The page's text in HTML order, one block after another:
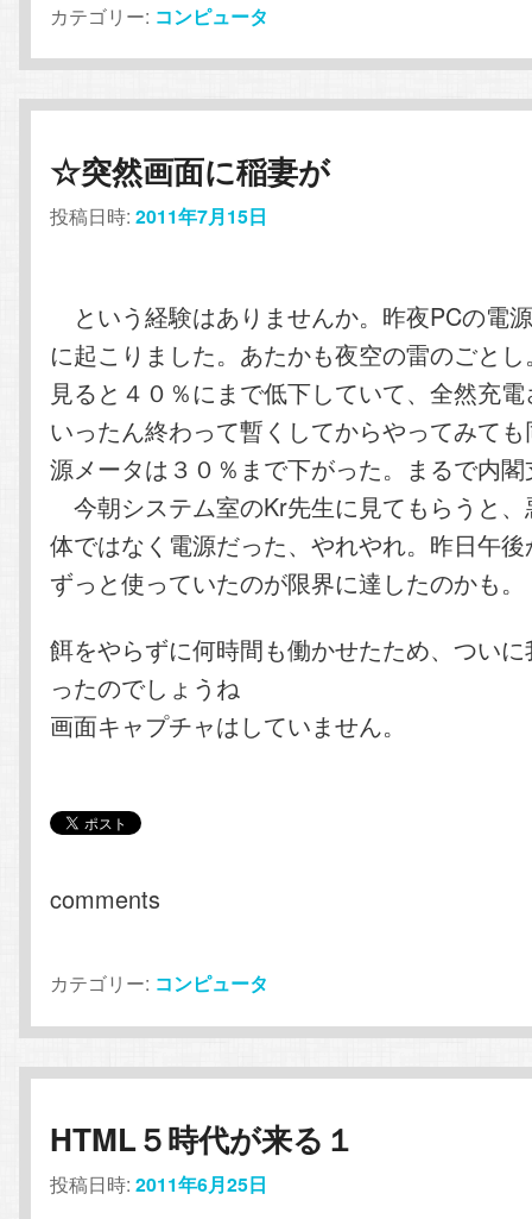
カテゴリー: コンピュータ
☆突然画面に稲妻が
投稿日時:2011年7月15日
という経験はありませんか。昨夜PCの電
に起こりました。あたかも夜空の雷のごと
見ると４０％にまで低下していて、全然充
いったん終わって暫くしてからやってみて
源メータは３０％まで下がった。まるで内
今朝システム室のKr先生に見てもらうと
体ではなく電源だった、やれやれ。昨日午
ずっと使っていたのが限界に達したのかも。
餌をやらずに何時間も働かせたため、つい
ったのでしょうね
画面キャプチャはしていません。
comments
カテゴリー: コンピュータ
HTML５時代が来る１
投稿日時:2011年6月25日